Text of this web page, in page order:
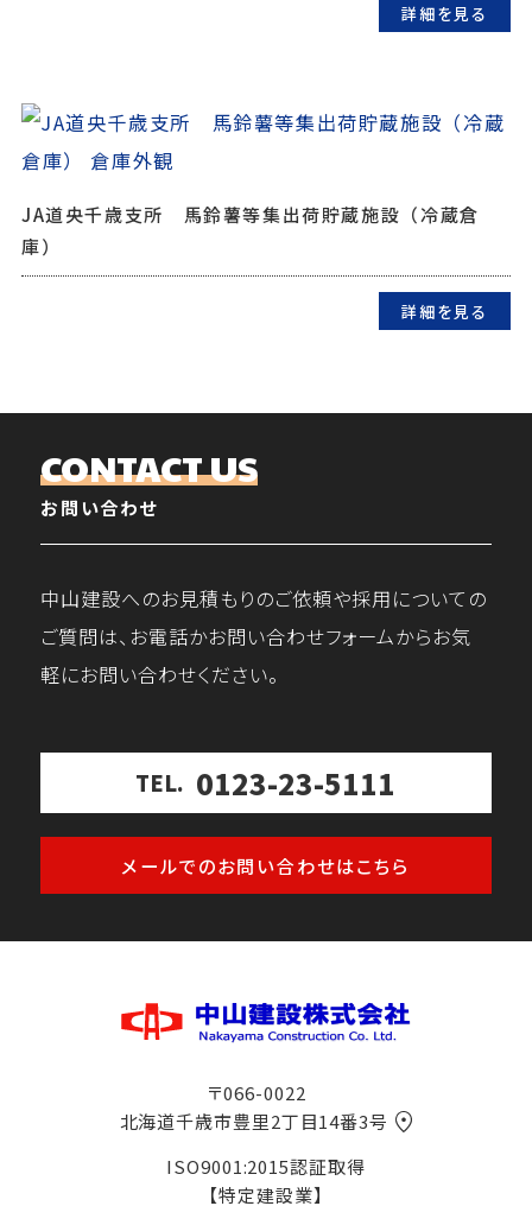
詳細を見る
JA道央千歳支所 馬鈴薯等集出荷貯蔵施設（冷蔵倉
庫）
詳細を見る
お問い合わせ
CONTACT US
中山建設へのお見積もりのご依頼や採用についての
ご質問は、お電話かお問い合わせフォームからお気
軽にお問い合わせください。
TEL. 0123-23-5111
メールでのお問い合わせはこちら
〒066-0022
北海道千歳市豊里2丁目14番3号
ISO9001:2015認証取得
【特定建設業】